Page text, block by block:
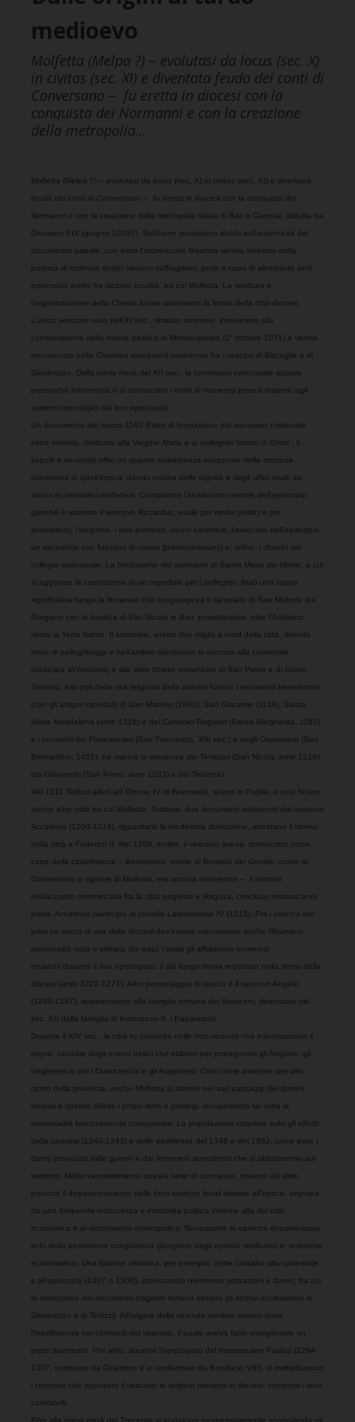
medioevo
Molfetta (Melpa ?) – evolutasi da locus (sec. X)
in civitas (sec. XI) e diventata feudo dei conti di
Conversano – fu eretta in diocesi con la
conquista dei Normanni e con la creazione
della metropolia…
Molfetta (Melpa ?) – evolutasi da locus (sec. X) in civitas (sec. XI) e diventata
feudo dei conti di Conversano –
fu eretta in diocesi con
la conquista dei
Normanni e con la creazione della metropolia latina di Bari e Canosa, istituita da
Giovanni XIX (giugno 1025?). Sebbene sussistano dubbi sull’autenticità del
documento papale, con esso l’arcivescovo Bisantio veniva investito della
potestà di ordinare dodici vescovi suffraganei, posti a capo di altrettante sedi
episcopali scelte fra diciotto località, tra cui Molfetta. La struttura e
l’organizzazione della Chiesa locale assunsero la forma della città-diocesi.
L’unico vescovo noto dell’XI sec., rimasto anonimo, intervenne alla
consacrazione della nuova basilica di Montecassino (1° ottobre 1071) e venne
menzionato nella Chronica monasterii casinensis fra i vescovi di Bisceglie e di
Giovinazzo. Dalla prima metà del XII sec., la cronotassi episcopale appare
pressoché ininterrotta e si conoscono i nomi di numerosi presuli insieme agli
estremi cronologici dei loro episcopati.
Un documento del marzo 1162 (l’atto di fondazione del santuario cimiteriale
extra moenia, dedicato alla Vergine Maria e ai pellegrini ‘martiri di Cristo’, lì
sepolti e venerati) offre un quadro abbastanza eloquente della struttura
diocesana di quell’epoca, dando notizia delle dignità e degli uffici svolti da
alcuni ecclesiastici molfettesi. Compaiono l’arcidiacono-rettore dell’episcopio
(perché è assente il vescovo Riccardus, esule per motivi politici e poi
scismatico), l’arciprete, i due primiceri, alcuni sacerdoti, l’avvocato dell’episcopio,
un sacerdote con funzioni di notaio (primiscriniaruns) e, infine, i chierici del
collegio episcopale. La fondazione del santuario di Santa Maria dei Martiri, a cui
si aggiunse la costruzione di un ospedale per i pellegrini, fissò una tappa
significativa lungo la litoranea che congiungeva il santuario di San Michele sul
Gargano con la basilica di San Nicola in Bari, proiettandosi, oltre l’Adriatico,
verso la Terra Santa. Il santuario, eretto due miglia a nord della città, diventò
meta di pellegrinaggi e nell’ambito diocesano si accostò alla cattedrale
(dedicata all’Assunta) e alle altre chiese romaniche di San Pietro e di Santo
Stefano. Altri poli della vita religiosa della diocesi furono i monasteri benedettini
(con gli attigui ospedali) di San Martino (1083), San Giacomo (1139), Santa
Maria Maddalena (ante 1316) e dei Canonici Regolari (Santa Margherita, 1182),
e i conventi dei Francescani (San Francesco, XIII sec.) e degli Osservanti (San
Bernardino, 1451); né mancò la presenza dei Templari (San Nicola, ante 1216),
dei Giovanniti (San Primo, ante 1263) e dei Teutonici.
Nel 1211 Terlizzi aderì ad Ottone IV di Brunswick, sceso in Puglia, e così fecero
anche altre città fra cui Molfetta. Tuttavia, due documenti sottoscritti dal vescovo
Accarinus (1200-1218), riguardanti la medesima donazione, attestano il ritorno
della città a Federico II. Nel 1208, inoltre, il vescovo aveva
sottoscritto come
capo della cittadinanza – Bernardino, erede di Berardo dei Gentile, conte di
Conversano e signore di Molfetta, era ancora minorenne –
il rinnovo
dell’accordo commerciale fra la città pugliese e Ragusa, concluso sessant’anni
prima. Accarinus partecipò al concilio Lateranense IV (1215). Fra i vescovi dei
primi tre secoli di vita della diocesi dev’essere menzionato anche Risandus,
personalità nota e stimata dai papi, i quali gli affidarono numerosi
incarichi durante il suo episcopato, il più lungo finora registrato nella storia della
diocesi (ante 1222-1271). Altro personaggio di spicco è
il vescovo Angelo
(1280-1287), appartenente alla famiglia romana dei Saraceni, diramatasi nel
sec. XII dalla famiglia di Innocenzo II, i Papareschi.
Durante il XIV sec., la città fu coinvolta nelle tristi vicende che interessarono il
regno, causate dagli eventi bellici che ebbero per protagonisti gli Angioini, gli
Ungheresi e poi i Durazzeschi e gli Aragonesi. Così come avvenne per altri
centri della provincia, anche Molfetta si alternò nei vari passaggi dei domini
feudali e spesso difese i propri diritti e privilegi. recuperando tal volta la
demanialità faticosamente conquistata. La popolazione cittadina subì gli effetti
della carestia (1340-1343) e delle pestilenze del 1348 e del 1363, come pure i
danni provocati dalle guerre e dai fenomeni atmosferici che si abbatterono sul
territorio. Molto verosimilmente questa serie di concause, insieme ad altre,
provocò il depauperamento delle fonti storiche locali relative all’epoca, segnata
da una frequente insicurezza e instabilità politica insieme alla del crisi
economica e al decremento demografico. Nonostante la carenza documentaria,
echi della persistente congiuntura giungono dagli episodi verificatisi in ambiente
ecclesiastico. Una fazione cittadina, per esempio, dette l’assalto alla cattedrale
e all’episcopio (1307 o 1308), provocando numerose sottrazioni e danni, fra cui
la distruzione dei documenti (migliore fortuna ebbero gli archivi ecclesiastici di
Giovinazzo e di Terlizzi). All’origine della vicenda sembra esserci stata
l’insofferenza nei confronti del vescovo, il quale aveva fatto imprigionare un
prete disonesto. Per altro, durante l’episcopato del francescano Paulus (1294-
1307; nominato da Celestino V e confermato da Bonifacio VIII),
si moltiplicarono
i contrasti che opposero il vescovo ai religiosi presenti in diocesi, compresi i suoi
confratelli.
Fino alla prima metà del Trecento si andarono progressivamente spopolando gli